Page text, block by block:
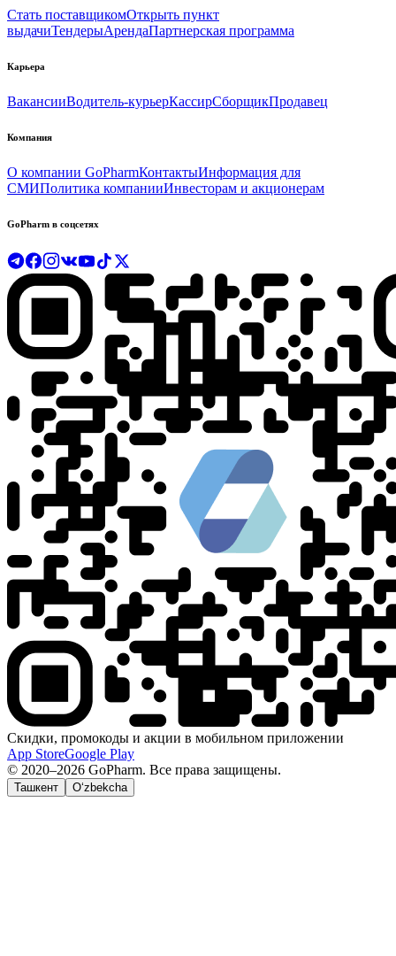
Стать поставщикомОткрыть пункт
выдачиТендерыАрендаПартнерская программа
Карьера
ВакансииВодитель-курьерКассирСборщикПродавец
Компания
О компании GoPharmКонтактыИнформация для
СМИПолитика компанииИнвесторам и акционерам
GoPharm в соцсетях
Скидки, промокоды и акции в мобильном приложении
App StoreGoogle Play
© 2020–2026 GoPharm. Все права защищены.
Ташкент O‘zbekcha